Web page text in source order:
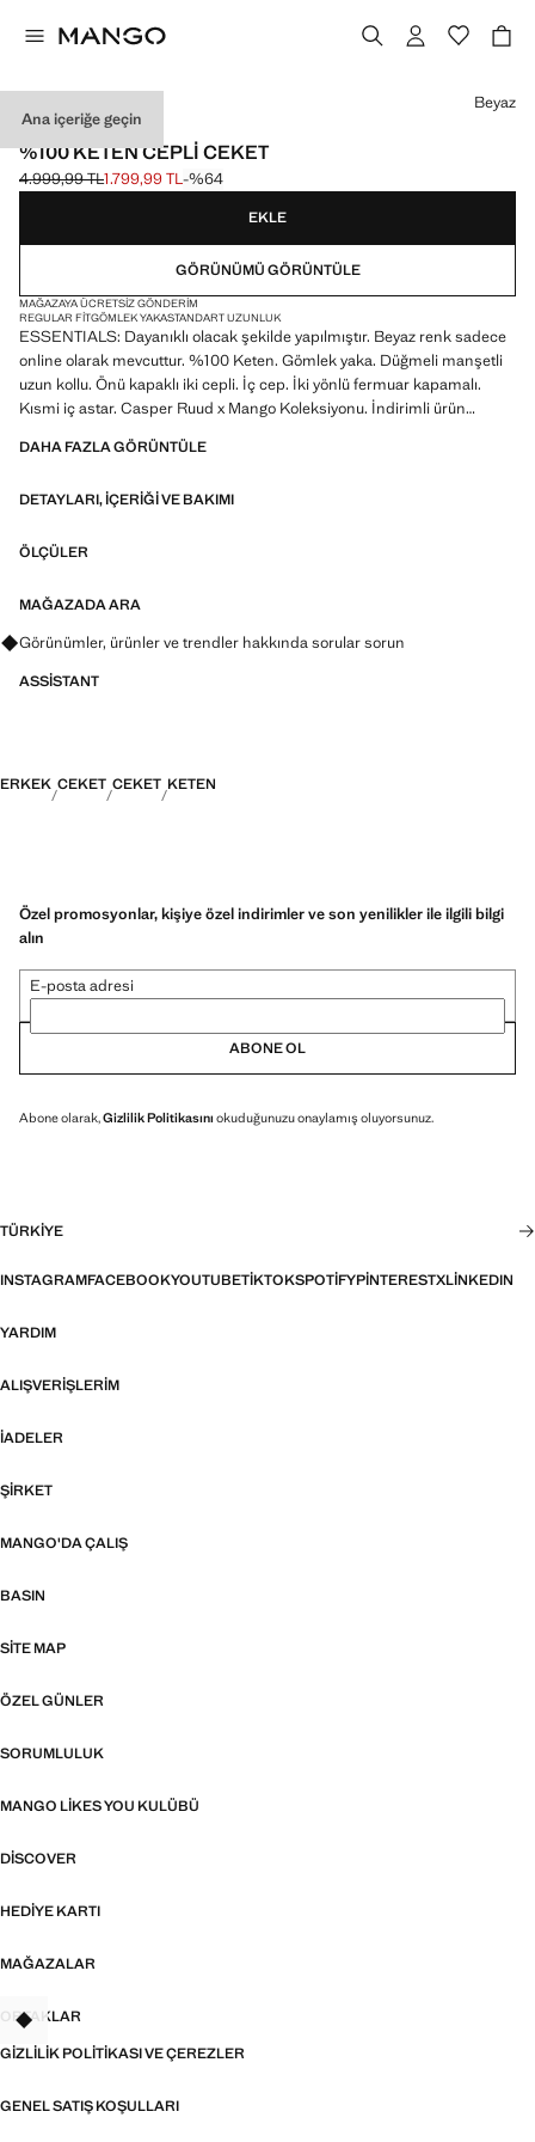
Ana içeriğe geçin
ESSENTIALS
%100 KETEN CEPLI CEKET
Üstü çizili ilk fiyat [4.999,99 TL ]
4.999,99 TL
Güncel fiyat [1.799,99 TL ]
1.799,99 TL-%64
Bir renk seçin
Beyaz
EKLE
GÖRÜNÜMÜ GÖRÜNTÜLE
MAĞAZAYA ÜCRETSIZ GÖNDERIM
REGULAR FITGÖMLEK YAKASTANDART UZUNLUK
ESSENTIALS: Dayanıklı olacak şekilde yapılmıştır. Beyaz renk sadece
online olarak mevcuttur. %100 Keten. Gömlek yaka. Düğmeli manşetli
uzun kollu. Önü kapaklı iki cepli. İç cep. İki yönlü fermuar kapamalı.
Kısmi iç astar. Casper Ruud x Mango Koleksiyonu. İndirimli ürün
ESSENTIALS: Made to last. Kalite standartlarımızı artırarak
ürünler, artık daha da dayanıklı, çok yönlü ve zamansız
DAHA FAZLA GÖRÜNTÜLE
DETAYLARI, IÇERIĞI VE BAKIMI
ÖLÇÜLER
MAĞAZADA ARA
Görünümler, ürünler ve trendler hakkında sorular sorun
ASSISTANT
ERKEK CEKET CEKET KETEN
Özel promosyonlar, kişiye özel indirimler ve son yenilikler ile ilgili bilgi
alın
E-posta adresi
ABONE OL
Abone olarak,Gizlilik Politikasını okuduğunuzu onaylamış oluyorsunuz.
TÜRKIYE
INSTAGRAMFACEBOOKYOUTUBETIKTOKSPOTIFYPINTERESTXLINKEDIN
YARDIM
ALIŞVERIŞLERIM
İADELER
ŞIRKET
MANGO'DA ÇALIŞ
BASIN
SITE MAP
ÖZEL GÜNLER
SORUMLULUK
MANGO LIKES YOU KULÜBÜ
DISCOVER
HEDIYE KARTI
MAĞAZALAR
ORTAKLAR
GIZLILIK POLITIKASI VE ÇEREZLER
GENEL SATIŞ KOŞULLARI